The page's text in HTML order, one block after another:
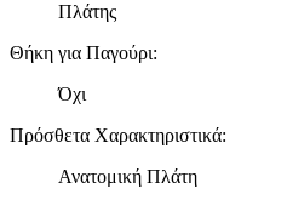
Πλάτης
Θήκη για Παγούρι:
Όχι
Πρόσθετα Χαρακτηριστικά:
Ανατομική Πλάτη